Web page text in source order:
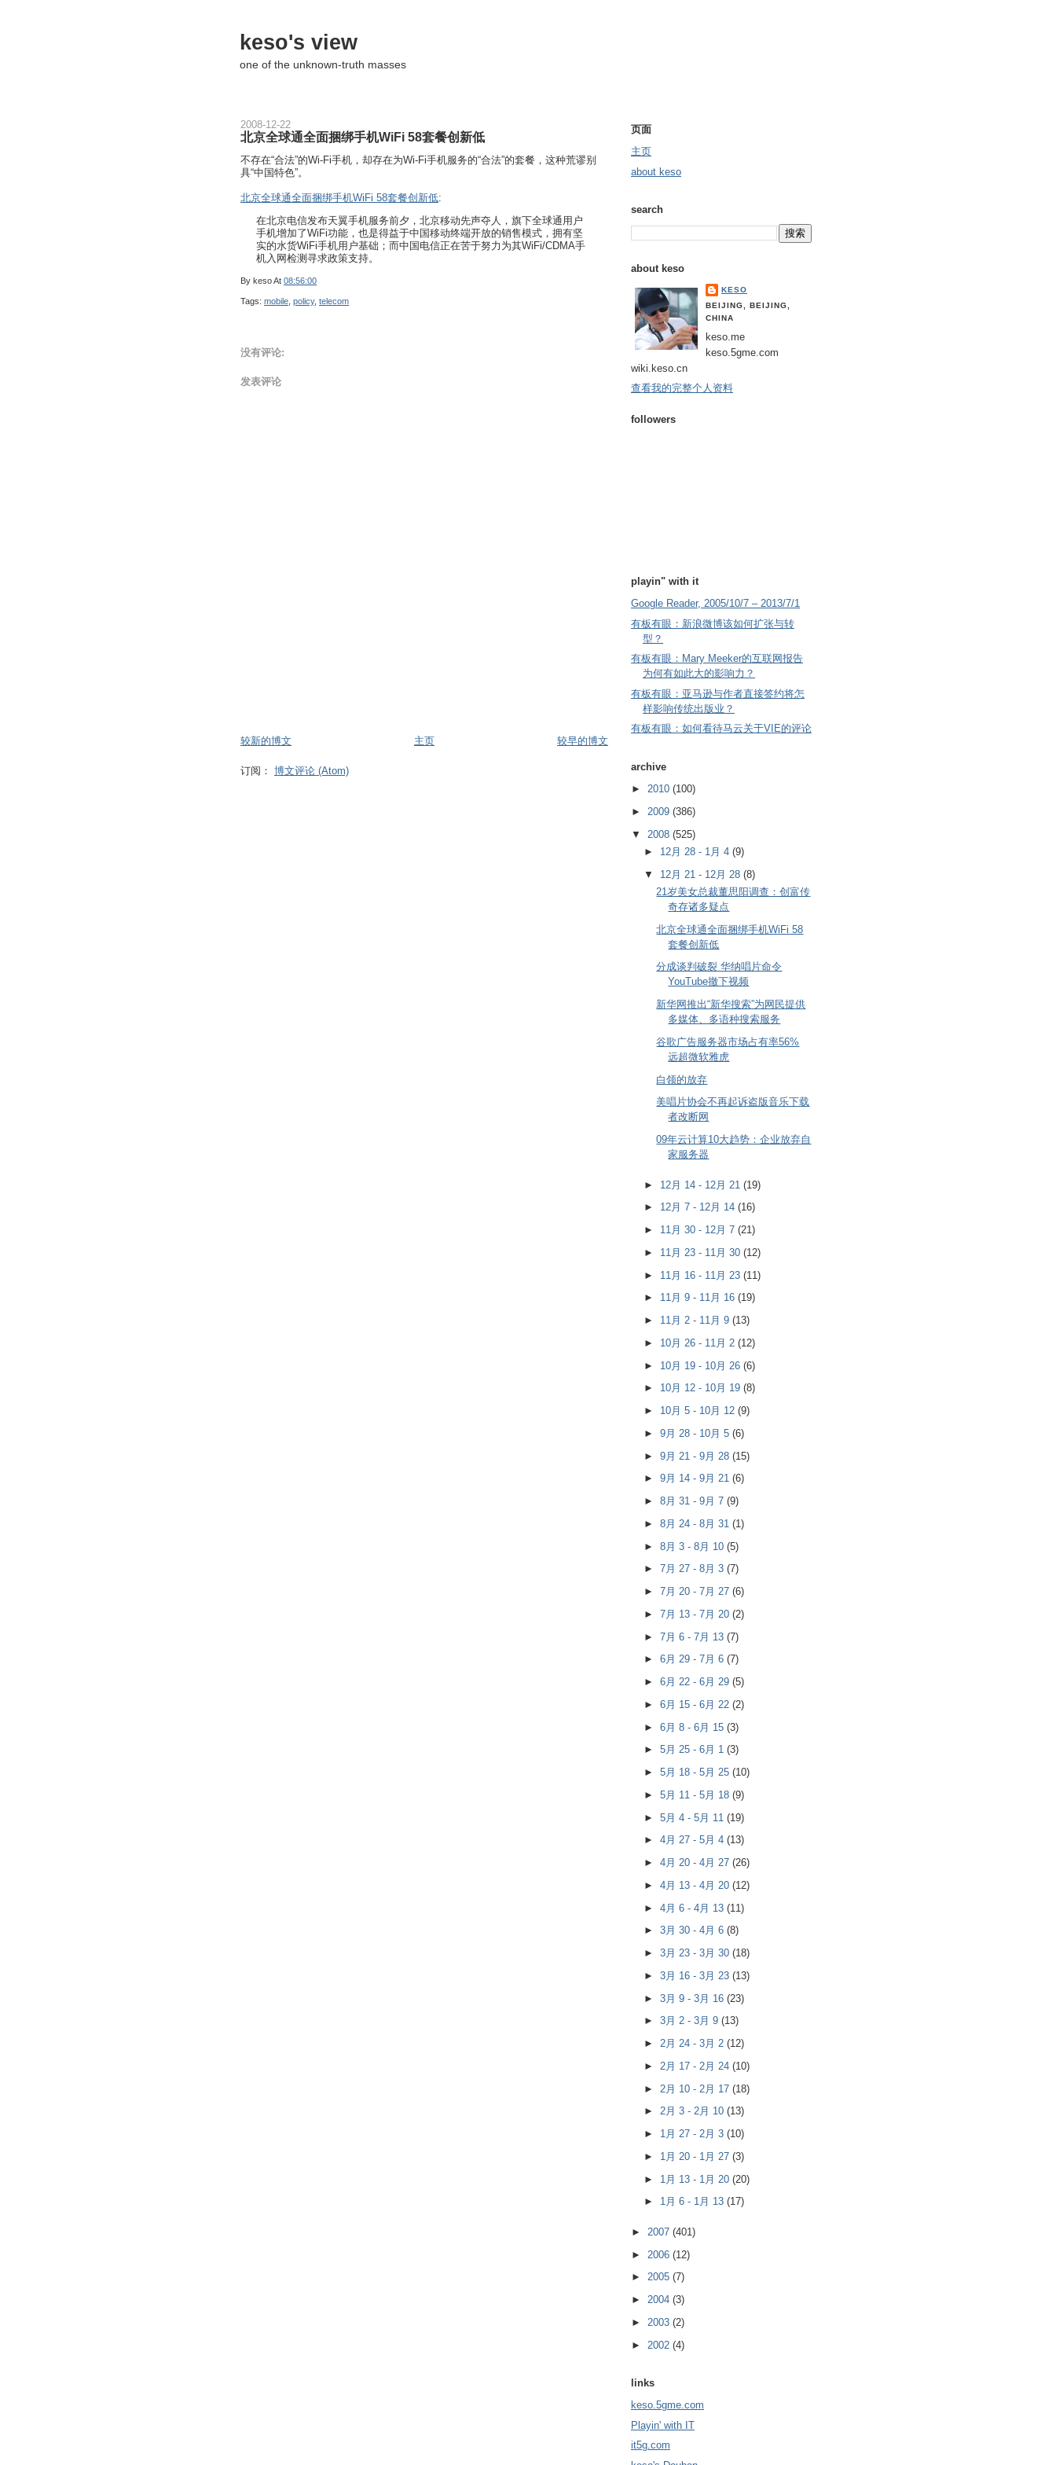
keso's view
one of the unknown-truth masses
2008-12-22
北京全球通全面捆绑手机WiFi 58套餐创新低
不存在“合法”的Wi-Fi手机，却存在为Wi-Fi手机服务的“合法”的套餐，这种荒谬别
具“中国特色”。
北京全球通全面捆绑手机WiFi 58套餐创新低:
在北京电信发布天翼手机服务前夕，北京移动先声夺人，旗下全球通用户
手机增加了WiFi功能，也是得益于中国移动终端开放的销售模式，拥有坚
实的水货WiFi手机用户基础；而中国电信正在苦于努力为其WiFi/CDMA手
机入网检测寻求政策支持。
By kesoAt 08:56:00
Tags: mobile policy, telecom
没有评论:
发表评论
较新的博文 较早的博文
主页
订阅： 博文评论 (Atom)
页面
主页
about keso
search
about keso
KESO
BEIJING, BEIJING,
CHINA
keso.me
keso.5gme.com
wiki.keso.cn
查看我的完整个人资料
followers
playin" with it
Google Reader, 2005/10/7 – 2013/7/1
有板有眼：新浪微博该如何扩张与转
型？
有板有眼：Mary Meeker的互联网报告
为何有如此大的影响力？
有板有眼：亚马逊与作者直接签约将怎
样影响传统出版业？
有板有眼：如何看待马云关于VIE的评论
archive
► 2010 (100)
► 2009 (386)
▼ 2008 (525)
► 12月 28 - 1月 4 (9)
▼ 12月 21 - 12月 28 (8)
21岁美女总裁董思阳调查：创富传
奇存诸多疑点
北京全球通全面捆绑手机WiFi 58
套餐创新低
分成谈判破裂 华纳唱片命令
YouTube撤下视频
新华网推出“新华搜索”为网民提供
多媒体、多语种搜索服务
谷歌广告服务器市场占有率56%
远超微软雅虎
白领的放弃
美唱片协会不再起诉盗版音乐下载
者改断网
09年云计算10大趋势：企业放弃自
家服务器
► 12月 14 - 12月 21 (19)
► 12月 7 - 12月 14 (16)
► 11月 30 - 12月 7 (21)
► 11月 23 - 11月 30 (12)
► 11月 16 - 11月 23 (11)
► 11月 9 - 11月 16 (19)
► 11月 2 - 11月 9 (13)
► 10月 26 - 11月 2 (12)
► 10月 19 - 10月 26 (6)
► 10月 12 - 10月 19 (8)
► 10月 5 - 10月 12 (9)
► 9月 28 - 10月 5 (6)
► 9月 21 - 9月 28 (15)
► 9月 14 - 9月 21 (6)
► 8月 31 - 9月 7 (9)
► 8月 24 - 8月 31 (1)
► 8月 3 - 8月 10 (5)
► 7月 27 - 8月 3 (7)
► 7月 20 - 7月 27 (6)
► 7月 13 - 7月 20 (2)
► 7月 6 - 7月 13 (7)
► 6月 29 - 7月 6 (7)
► 6月 22 - 6月 29 (5)
► 6月 15 - 6月 22 (2)
► 6月 8 - 6月 15 (3)
► 5月 25 - 6月 1 (3)
► 5月 18 - 5月 25 (10)
► 5月 11 - 5月 18 (9)
► 5月 4 - 5月 11 (19)
► 4月 27 - 5月 4 (13)
► 4月 20 - 4月 27 (26)
► 4月 13 - 4月 20 (12)
► 4月 6 - 4月 13 (11)
► 3月 30 - 4月 6 (8)
► 3月 23 - 3月 30 (18)
► 3月 16 - 3月 23 (13)
► 3月 9 - 3月 16 (23)
► 3月 2 - 3月 9 (13)
► 2月 24 - 3月 2 (12)
► 2月 17 - 2月 24 (10)
► 2月 10 - 2月 17 (18)
► 2月 3 - 2月 10 (13)
► 1月 27 - 2月 3 (10)
► 1月 20 - 1月 27 (3)
► 1月 13 - 1月 20 (20)
► 1月 6 - 1月 13 (17)
► 2007 (401)
► 2006 (12)
► 2005 (7)
► 2004 (3)
► 2003 (2)
► 2002 (4)
links
keso.5gme.com
Playin' with IT
it5g.com